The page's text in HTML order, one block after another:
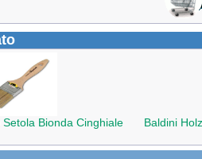
Bionda Cinghiale
Baldini